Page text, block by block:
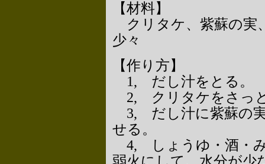
【材料】
クリタケ、紫蘇の実
少々
【作り方】
1, だし汁をとる。
2, クリタケをさっ
3, だし汁に紫蘇の実
せる。
4, しょうゆ・酒・